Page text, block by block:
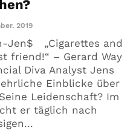
2019
Jen$ „Cigarettes and
friend!“ – Gerard Way
Diva Analyst Jens
Einblicke über
Leidenschaft? Im
er täglich nach